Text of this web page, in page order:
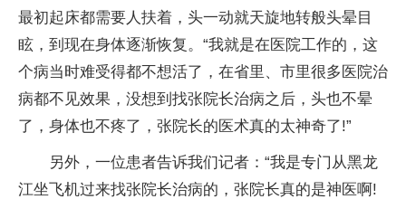
最初起床都需要人扶着，头一动就天旋地转般头晕目
眩，到现在身体逐渐恢复。“我就是在医院工作的，这
个病当时难受得都不想活了，在省里、市里很多医院治
病都不见效果，没想到找张院长治病之后，头也不晕
了，身体也不疼了，张院长的医术真的太神奇了!”
另外，一位患者告诉我们记者：“我是专门从黑龙
江坐飞机过来找张院长治病的，张院长真的是神医啊!